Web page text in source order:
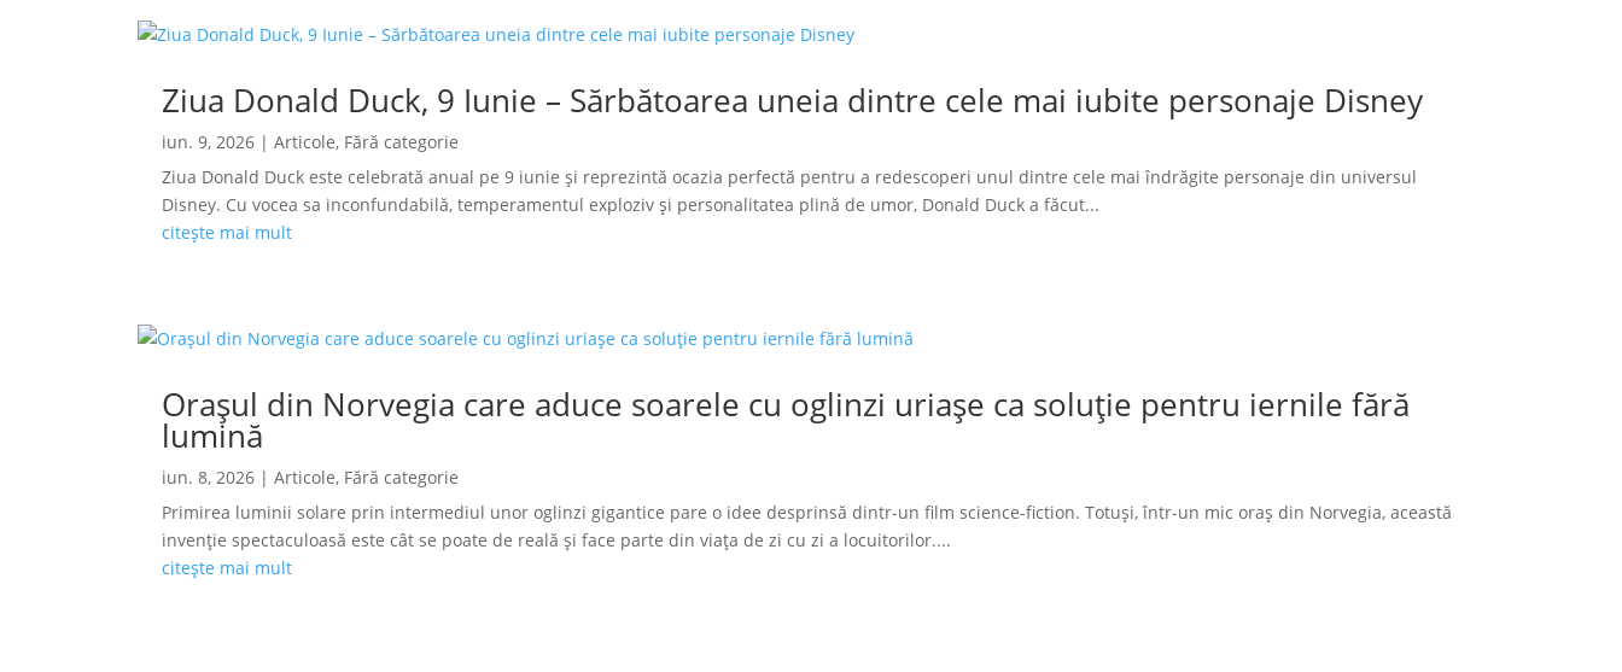
Ziua Donald Duck, 9 Iunie – Sărbătoarea uneia dintre cele mai iubite personaje Disney
iun. 9, 2026 |Articole, Fără categorie
Ziua Donald Duck este celebrată anual pe 9 iunie și reprezintă ocazia perfectă pentru a redescoperi unul dintre cele mai îndrăgite personaje din universul
Disney. Cu vocea sa inconfundabilă, temperamentul exploziv și personalitatea plină de umor, Donald Duck a făcut...
citește mai mult
Orașul din Norvegia care aduce soarele cu oglinzi uriașe ca soluție pentru iernile fără
lumină
iun. 8, 2026 |Articole, Fără categorie
Primirea luminii solare prin intermediul unor oglinzi gigantice pare o idee desprinsă dintr-un film science-fiction. Totuși, într-un mic oraș din Norvegia, această
invenție spectaculoasă este cât se poate de reală și face parte din viața de zi cu zi a locuitorilor....
citește mai mult